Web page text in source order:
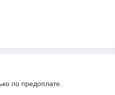
по предоплате.